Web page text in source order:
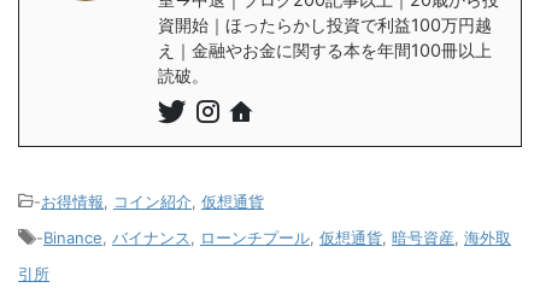
資開始｜ほったらかし投資で利益100万円越
え｜金融やお金に関する本を年間100冊以上
読破。
-お得情報, コイン紹介, 仮想通貨
-Binance, バイナンス, ローンチプール, 仮想通貨, 暗号資産, 海外取
引所